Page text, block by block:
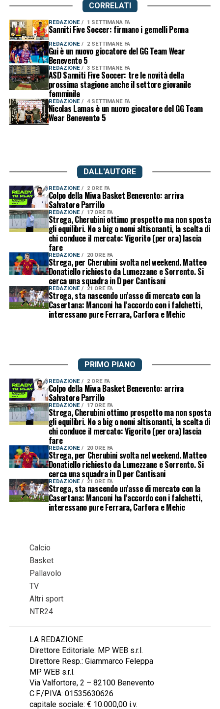
CORRELATI
REDAZIONE 1 SETTIMANA FA
Sanniti Five Soccer: firmano i gemelli Penna
REDAZIONE 2 SETTIMANE FA
Gui è un nuovo giocatore del GG Team Wear
Benevento 5
REDAZIONE 3 SETTIMANE FA
ASD Sanniti Five Soccer: tre le novità della
prossima stagione anche il settore giovanile
femminile
REDAZIONE 4 SETTIMANE FA
Nicolas Lamas è un nuovo giocatore del GG Team
Wear Benevento 5
DALL'AUTORE
REDAZIONE 2 ORE FA
Colpo della Miwa Basket Benevento: arriva
Salvatore Parrillo
REDAZIONE 17 ORE FA
Strega, Cherubini ottimo prospetto ma non sposta
gli equilibri. No a big o nomi altisonanti, la scelta di
chi conduce il mercato: Vigorito (per ora) lascia
fare
REDAZIONE 20 ORE FA
Strega, per Cherubini svolta nel weekend. Matteo
Donatiello richiesto da Lumezzane e Sorrento. Si
cerca una squadra in D per Cantisani
REDAZIONE 21 ORE FA
Strega, sta nascendo un’asse di mercato con la
Casertana: Manconi ha l’accordo con i falchetti,
interessano pure Ferrara, Carfora e Mehic
PRIMO PIANO
REDAZIONE 2 ORE FA
Colpo della Miwa Basket Benevento: arriva
Salvatore Parrillo
REDAZIONE 17 ORE FA
Strega, Cherubini ottimo prospetto ma non sposta
gli equilibri. No a big o nomi altisonanti, la scelta di
chi conduce il mercato: Vigorito (per ora) lascia
fare
REDAZIONE 20 ORE FA
Strega, per Cherubini svolta nel weekend. Matteo
Donatiello richiesto da Lumezzane e Sorrento. Si
cerca una squadra in D per Cantisani
REDAZIONE 21 ORE FA
Strega, sta nascendo un’asse di mercato con la
Casertana: Manconi ha l’accordo con i falchetti,
interessano pure Ferrara, Carfora e Mehic
Calcio
Basket
Pallavolo
TV
Altri sport
NTR24
LA REDAZIONE
Direttore Editoriale: MP WEB s.r.l.
Direttore Resp.: Giammarco Feleppa
MP WEB s.r.l.
Via Valfortore, 2 – 82100 Benevento
C.F./P.IVA: 01535630626
capitale sociale: € 10.000,00 i.v.